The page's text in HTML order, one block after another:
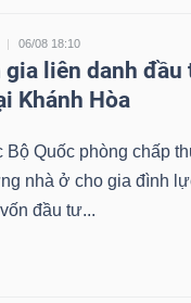
06/08 18:10
gia liên danh
Khánh Hòa
Quốc phòng chấp
nhà ở cho gia đình
đầu tư...